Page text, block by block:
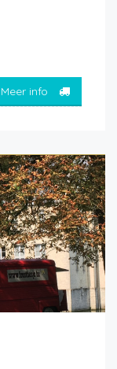
Meer info